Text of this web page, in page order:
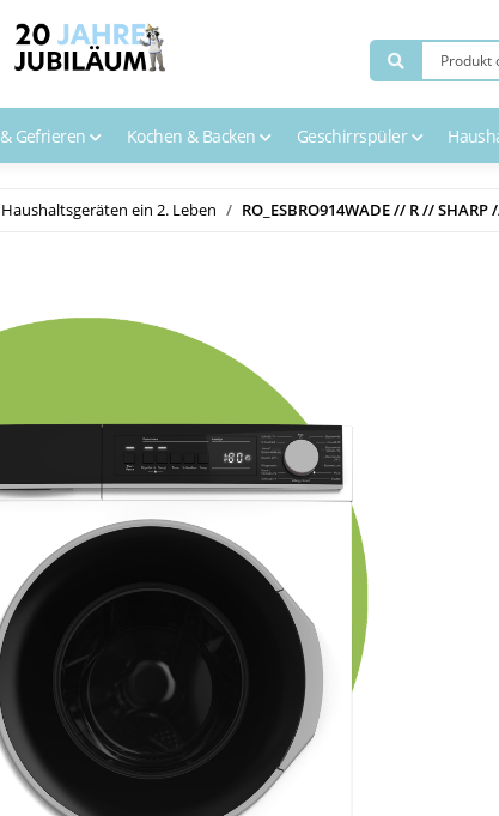
Gefrieren Kochen & Backen Geschirrspüler
ein 2. Leben RO_ESBRO914WADE // R // SHARP